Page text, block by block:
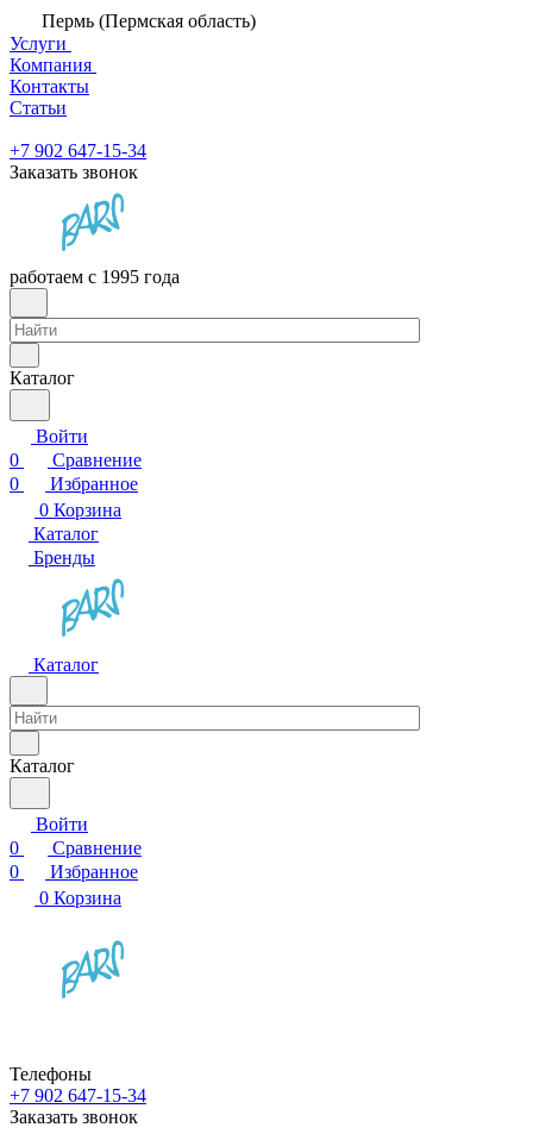
Пермь (Пермская область)
Услуги
Компания
Контакты
Статьи
+7 902 647-15-34
Заказать звонок
работаем с 1995 года
Каталог
Войти
0
Сравнение
0
Избранное
0 Корзина
Каталог
Бренды
Каталог
Каталог
Войти
0
Сравнение
0
Избранное
0 Корзина
Телефоны
+7 902 647-15-34
Заказать звонок